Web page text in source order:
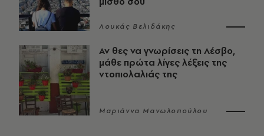
Λουκάς Βελιδάκης
Αν θες να γνωρίσεις τη Λέσβο,
μάθε πρώτα λίγες λέξεις της
ντοπιολαλιάς της
Μαριάννα Μανωλοπούλου